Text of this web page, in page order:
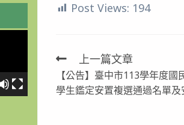
Post Views: 194
Read
more
上一篇文章
【公告】臺中市113學年度
學生鑑定安置複選通過名單